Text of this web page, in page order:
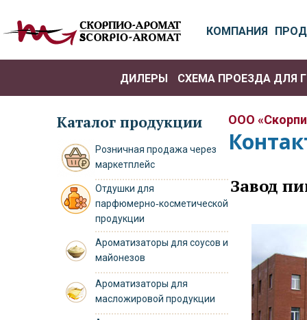
КОМПАНИЯ
ДИЛЕРЫ
СХЕМА ПРОЕЗДА ДЛЯ
Каталог продукции
Розничная продажа через
маркетплейс
Отдушки для
парфюмерно‑косметической
продукции
Ароматизаторы для соусов и
майонезов
Ароматизаторы для
масложировой продукции
ООО
Завод